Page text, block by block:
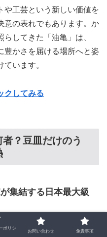
や工芸という新しい価値を
意の表れでもあります。か
してきた「油亀」は、
豊かさを届ける場所へと姿
います。
クしてみる
？豆皿だけのう
集結する日本最大級
ポリシ
お問い合わせ 免責事項